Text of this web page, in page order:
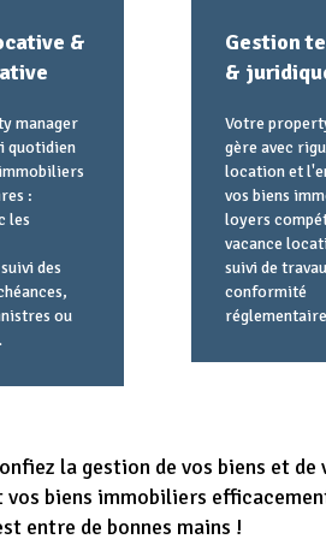
&
manager
quotidien
:
les
des
ou
Gestion
&
Votre
gère avec
location et
vos biens
loyers
vacance
suivi de
conformité
la gestion de vos biens et
biens immobiliers
entre de bonnes mains !